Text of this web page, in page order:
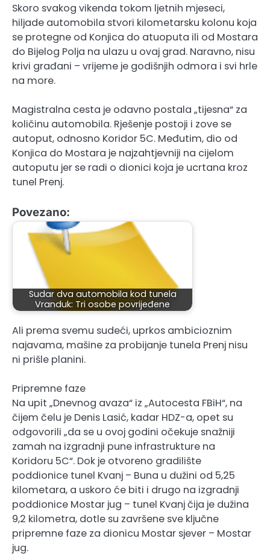
Skoro svakog vikenda tokom ljetnih mjeseci,
hiljade automobila stvori kilometarsku kolonu koja
se protegne od Konjica do atuoputa ili od Mostara
do Bijelog Polja na ulazu u ovaj grad. Naravno, nisu
krivi građani – vrijeme je godišnjih odmora i svi hrle
na more.
Magistralna cesta je odavno postala „tijesna“ za
količinu automobila. Rješenje postoji i zove se
autoput, odnosno Koridor 5C. Međutim, dio od
Konjica do Mostara je najzahtjevniji na cijelom
autoputu jer se radi o dionici koja je ucrtana kroz
tunel Prenj.
Povezano:
Sudar dva automobila kod tunela
Vranduk: Tri osobe povrijeđene
Ali prema svemu sudeći, uprkos ambicioznim
najavama, mašine za probijanje tunela Prenj nisu
ni prišle planini.
Pripremne faze
Na upit „Dnevnog avaza“ iz „Autocesta FBiH“, na
čijem čelu je Denis Lasić, kadar HDZ-a, opet su
odgovorili „da se u ovoj godini očekuje snažniji
zamah na izgradnji pune infrastrukture na
Koridoru 5C“. Dok je otvoreno gradilište
poddionice tunel Kvanj – Buna u dužini od 5,25
kilometara, a uskoro će biti i drugo na izgradnji
poddionice Mostar jug – tunel Kvanj čija je dužina
9,2 kilometra, dotle su završene sve ključne
pripremne faze za dionicu Mostar sjever – Mostar
jug.